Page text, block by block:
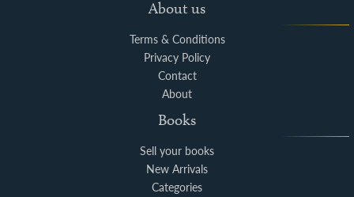
About us
Terms & Conditions
Privacy Policy
Contact
About
Books
Sell your books
New Arrivals
Categories